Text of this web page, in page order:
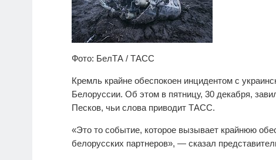
Фото: БелТА / ТАСС
Кремль крайне обеспокоен инцидентом с
Белоруссии. Об этом в пятницу, 30 декабря,
Песков, чьи слова приводит ТАСС.
«Это то событие, которое вызывает крайнюю
белорусских партнеров», — сказал